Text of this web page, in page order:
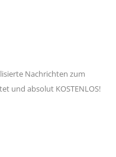
Nachrichten zum
und absolut KOSTENLOS!